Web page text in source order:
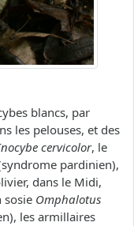
blancs, par
les pelouses, et des
cervicolor, le
pardinien),
dans le Midi,
sosie Omphalotus
les armillaires